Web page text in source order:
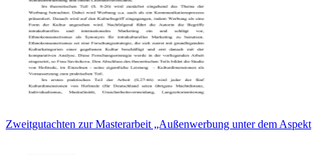
Zweitgutachten zur Masterarbeit „Außenwerbung unter dem Aspekt